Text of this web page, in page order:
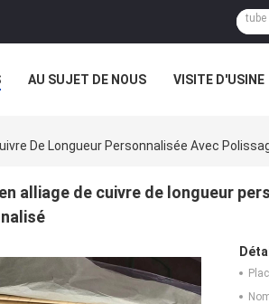
AU SUJET DE NOUS VISITE D'USINE
De Longueur Personnalisée Avec
alliage de cuivre de longueur